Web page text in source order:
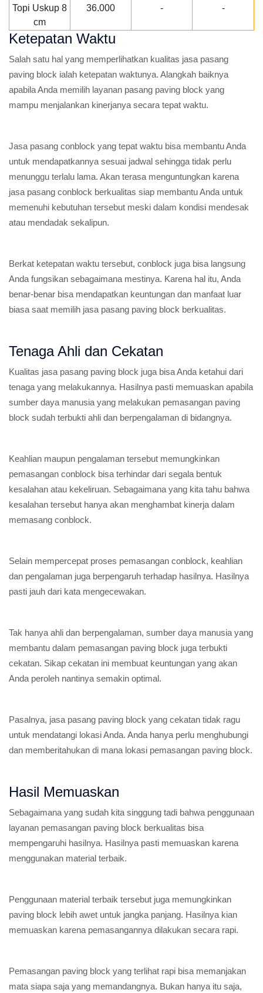
Topi Uskup 8
cm
36.000 - -
Ketepatan Waktu
Salah satu hal yang memperlihatkan kualitas jasa pasang
paving block ialah ketepatan waktunya. Alangkah baiknya
apabila Anda memilih layanan pasang paving block yang
mampu menjalankan kinerjanya secara tepat waktu.
Jasa pasang conblock yang tepat waktu bisa membantu Anda
untuk mendapatkannya sesuai jadwal sehingga tidak perlu
menunggu terlalu lama. Akan terasa menguntungkan karena
jasa pasang conblock berkualitas siap membantu Anda untuk
memenuhi kebutuhan tersebut meski dalam kondisi mendesak
atau mendadak sekalipun.
Berkat ketepatan waktu tersebut, conblock juga bisa langsung
Anda fungsikan sebagaimana mestinya. Karena hal itu, Anda
benar-benar bisa mendapatkan keuntungan dan manfaat luar
biasa saat memilih jasa pasang paving block berkualitas.
Tenaga Ahli dan Cekatan
Kualitas jasa pasang paving block juga bisa Anda ketahui dari
tenaga yang melakukannya. Hasilnya pasti memuaskan apabila
sumber daya manusia yang melakukan pemasangan paving
block sudah terbukti ahli dan berpengalaman di bidangnya.
Keahlian maupun pengalaman tersebut memungkinkan
pemasangan conblock bisa terhindar dari segala bentuk
kesalahan atau kekeliruan. Sebagaimana yang kita tahu bahwa
kesalahan tersebut hanya akan menghambat kinerja dalam
memasang conblock.
Selain mempercepat proses pemasangan conblock, keahlian
dan pengalaman juga berpengaruh terhadap hasilnya. Hasilnya
pasti jauh dari kata mengecewakan.
Tak hanya ahli dan berpengalaman, sumber daya manusia yang
membantu dalam pemasangan paving block juga terbukti
cekatan. Sikap cekatan ini membuat keuntungan yang akan
Anda peroleh nantinya semakin optimal.
Pasalnya, jasa pasang paving block yang cekatan tidak ragu
untuk mendatangi lokasi Anda. Anda hanya perlu menghubungi
dan memberitahukan di mana lokasi pemasangan paving block.
Hasil Memuaskan
Sebagaimana yang sudah kita singgung tadi bahwa penggunaan
layanan pemasangan paving block berkualitas bisa
mempengaruhi hasilnya. Hasilnya pasti memuaskan karena
menggunakan material terbaik.
Penggunaan material terbaik tersebut juga memungkinkan
paving block lebih awet untuk jangka panjang. Hasilnya kian
memuaskan karena pemasangannya dilakukan secara rapi.
Pemasangan paving block yang terlihat rapi bisa memanjakan
mata siapa saja yang memandangnya. Bukan hanya itu saja,